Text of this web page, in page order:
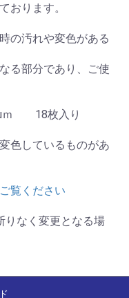
おります。
の汚れや変色がある
る部分であり、ご使
ｍ 18枚入り
色しているものがあ
覧ください
りなく変更となる場